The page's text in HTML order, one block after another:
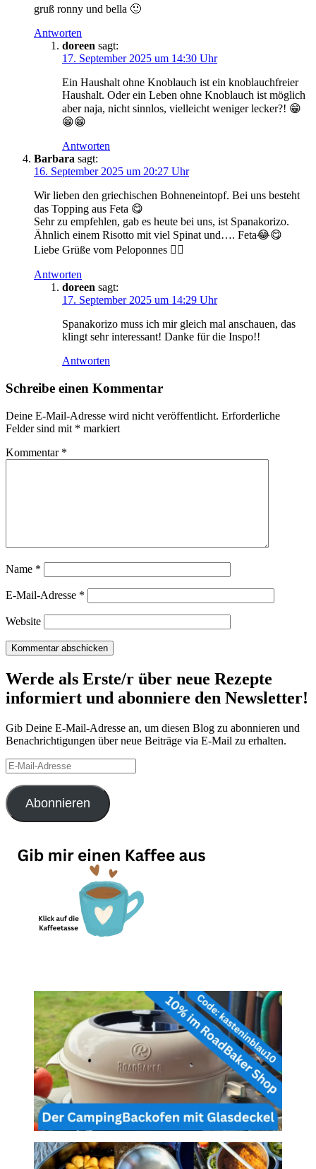
gruß ronny und bella 🙂
Antworten
doreen sagt:
17. September 2025 um 14:30 Uhr
Ein Haushalt ohne Knoblauch ist ein knoblauchfreier
Haushalt. Oder ein Leben ohne Knoblauch ist möglich
aber naja, nicht sinnlos, vielleicht weniger lecker?! 😁
😁😁
Antworten
Barbara sagt:
16. September 2025 um 20:27 Uhr
Wir lieben den griechischen Bohneneintopf. Bei uns besteht
das Topping aus Feta 😋
Sehr zu empfehlen, gab es heute bei uns, ist Spanakorizo.
Ähnlich einem Risotto mit viel Spinat und…. Feta😂😋
Liebe Grüße vom Peloponnes 🙋‍♀️
Antworten
doreen sagt:
17. September 2025 um 14:29 Uhr
Spanakorizo muss ich mir gleich mal anschauen, das
klingt sehr interessant! Danke für die Inspo!!
Antworten
Schreibe einen Kommentar
Deine E-Mail-Adresse wird nicht veröffentlicht. Erforderliche
Felder sind mit * markiert
Kommentar *
Name *
E-Mail-Adresse *
Website
Werde als Erste/r über neue Rezepte
informiert und abonniere den Newsletter!
Gib Deine E-Mail-Adresse an, um diesen Blog zu abonnieren und
Benachrichtigungen über neue Beiträge via E-Mail zu erhalten.
E-
Mail-
Adresse
Abonnieren